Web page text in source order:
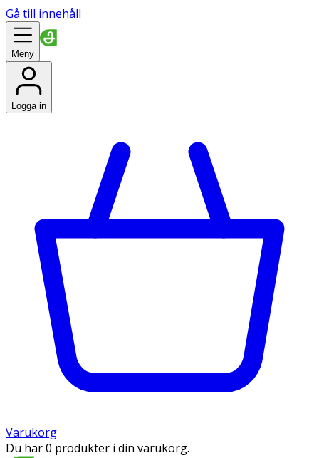
Gå till innehåll
Meny
Logga in
Varukorg
Du har 0 produkter i din varukorg.